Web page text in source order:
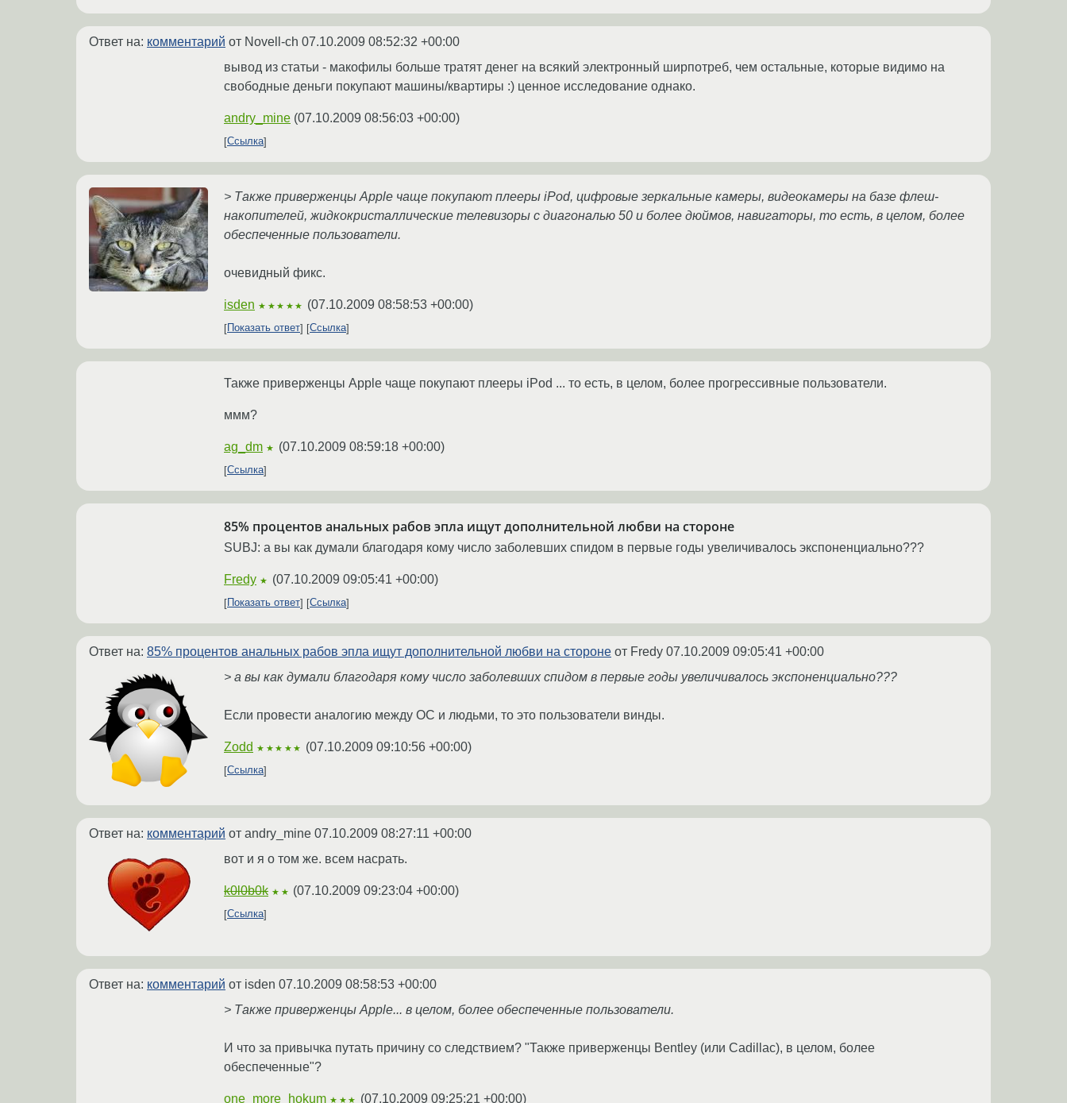
Ответ на: комментарий от Novell-ch 07.10.2009 08:52:32 +00:00
вывод из статьи - макофилы больше тратят денег на всякий электронный ширпотреб, чем остальные, которые видимо на
свободные деньги покупают машины/квартиры :) ценное исследование однако.
andry_mine (07.10.2009 08:56:03 +00:00)
Ссылка
> Также приверженцы Apple чаще покупают плееры iPod, цифровые зеркальные камеры, видеокамеры на базе флеш-
накопителей, жидкокристаллические телевизоры с диагональю 50 и более дюймов, навигаторы, то есть, в целом, более
обеспеченные пользователи.
очевидный фикс.
isden ★★★★★ (07.10.2009 08:58:53 +00:00)
Показать ответ Ссылка
Также приверженцы Apple чаще покупают плееры iPod ... то есть, в целом, более прогрессивные пользователи.
ммм?
ag_dm ★ (07.10.2009 08:59:18 +00:00)
Ссылка
85% процентов анальных рабов эпла ищут дополнительной любви на стороне
SUBJ: а вы как думали благодаря кому число заболевших спидом в первые годы увеличивалось экспоненциально???
Fredy ★ (07.10.2009 09:05:41 +00:00)
Показать ответ Ссылка
Ответ на: 85% процентов анальных рабов эпла ищут дополнительной любви на стороне от Fredy 07.10.2009 09:05:41 +00:00
> а вы как думали благодаря кому число заболевших спидом в первые годы увеличивалось экспоненциально???
Если провести аналогию между ОС и людьми, то это пользователи винды.
Zodd ★★★★★ (07.10.2009 09:10:56 +00:00)
Ссылка
Ответ на: комментарий от andry_mine 07.10.2009 08:27:11 +00:00
вот и я о том же. всем насрать.
k0l0b0k ★★ (07.10.2009 09:23:04 +00:00)
Ссылка
Ответ на: комментарий от isden 07.10.2009 08:58:53 +00:00
> Также приверженцы Apple... в целом, более обеспеченные пользователи.
И что за привычка путать причину со следствием? "Также приверженцы Bentley (или Cadillac), в целом, более
обеспеченные"?
one_more_hokum ★★★ (07.10.2009 09:25:21 +00:00)